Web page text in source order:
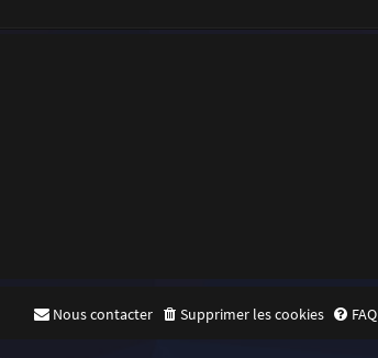
FAQ
Supprimer les cookies
Nous contacter